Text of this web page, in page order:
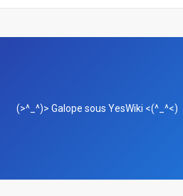
(>^_^)> Galope sous YesWiki <(^_^<)